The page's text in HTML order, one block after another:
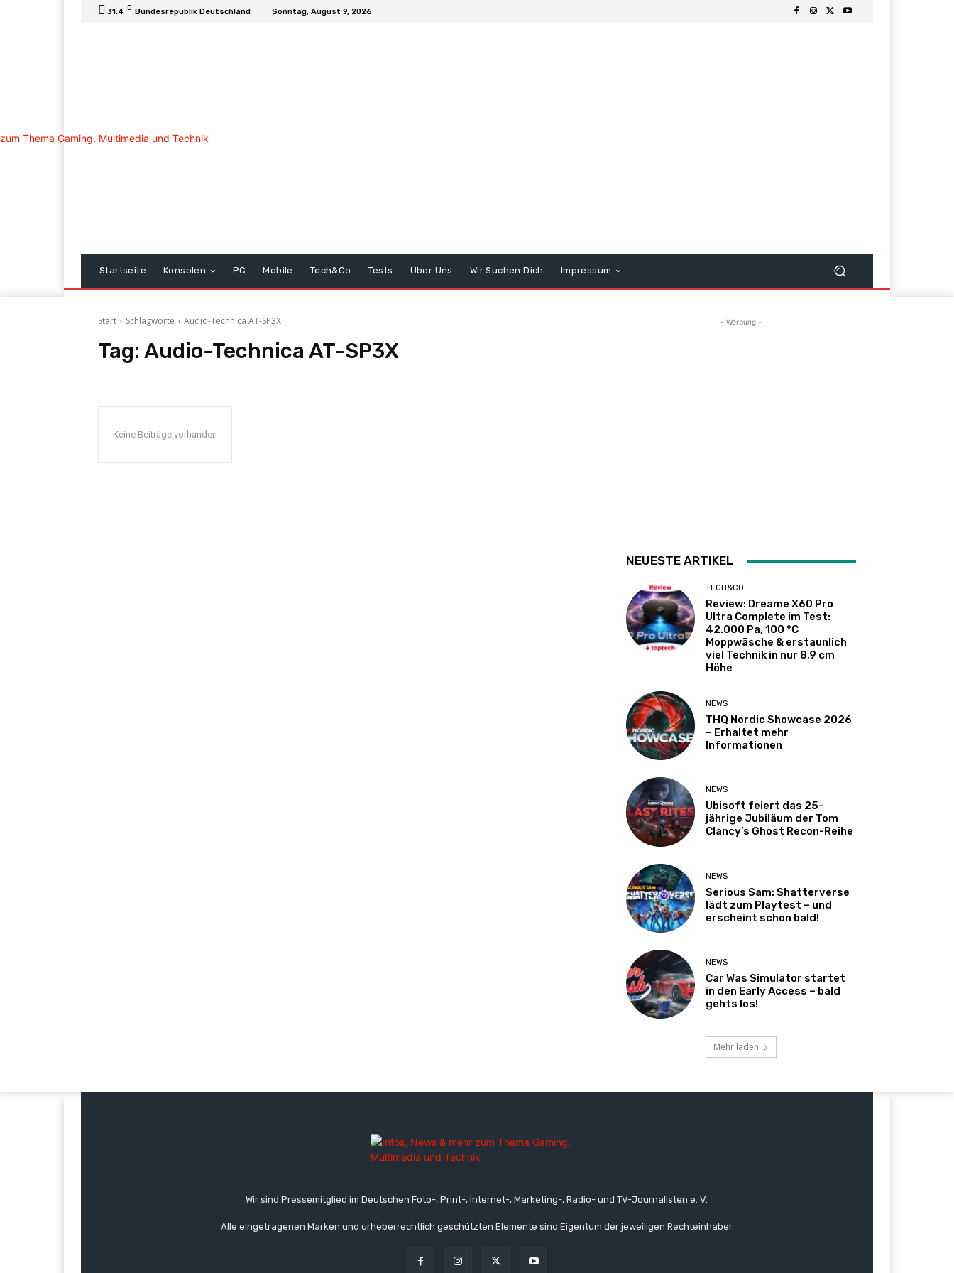
31.4 C Bundesrepublik Deutschland Sonntag, August 9, 2026
Startseite Konsolen PC Mobile Tech&Co Tests Über Uns Wir Suchen Dich Impressum
Start Schlagworte Audio-Technica AT-SP3X
Tag: Audio-Technica AT-SP3X
Keine Beiträge vorhanden
- Werbung -
NEUESTE ARTIKEL
TECH&CO
Review: Dreame X60 Pro
Ultra Complete im Test:
42.000 Pa, 100 °C
Moppwäsche & erstaunlich
viel Technik in nur 8,9 cm
Höhe
NEWS
THQ Nordic Showcase 2026
– Erhaltet mehr
Informationen
NEWS
Ubisoft feiert das 25-
jährige Jubiläum der Tom
Clancy’s Ghost Recon-Reihe
NEWS
Serious Sam: Shatterverse
lädt zum Playtest – und
erscheint schon bald!
NEWS
Car Was Simulator startet
in den Early Access – bald
gehts los!
Mehr laden
Wir sind Pressemitglied im Deutschen Foto-, Print-, Internet-, Marketing-, Radio- und TV-Journalisten e. V.
Alle eingetragenen Marken und urheberrechtlich geschützten Elemente sind Eigentum der jeweiligen Rechteinhaber.